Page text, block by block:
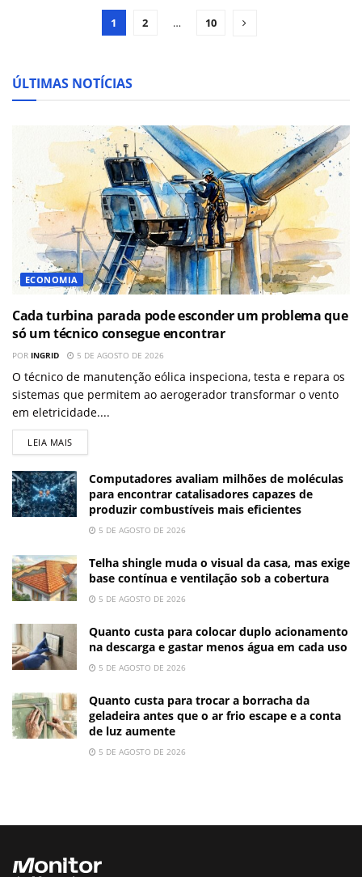
1 2 … 10
ÚLTIMAS NOTÍCIAS
ECONOMIA
Cada turbina parada pode esconder um problema que
só um técnico consegue encontrar
POR INGRID 5 DE AGOSTO DE 2026
O técnico de manutenção eólica inspeciona, testa e repara os
sistemas que permitem ao aerogerador transformar o vento
em eletricidade....
LEIA MAIS
Computadores avaliam milhões de moléculas
para encontrar catalisadores capazes de
produzir combustíveis mais eficientes
5 DE AGOSTO DE 2026
Telha shingle muda o visual da casa, mas exige
base contínua e ventilação sob a cobertura
5 DE AGOSTO DE 2026
Quanto custa para colocar duplo acionamento
na descarga e gastar menos água em cada uso
5 DE AGOSTO DE 2026
Quanto custa para trocar a borracha da
geladeira antes que o ar frio escape e a conta
de luz aumente
5 DE AGOSTO DE 2026